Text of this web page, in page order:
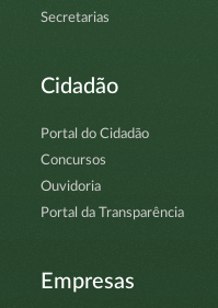
Secretarias
Cidadão
Portal do Cidadão
Concursos
Ouvidoria
Portal da Transparência
Empresas